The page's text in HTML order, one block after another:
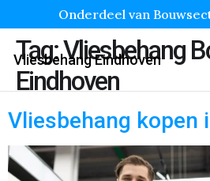
Onderdeel van
Vliesbehang Eindhoven
Tag:Vliesbehang
Eindhoven
Vliesbehang kopen